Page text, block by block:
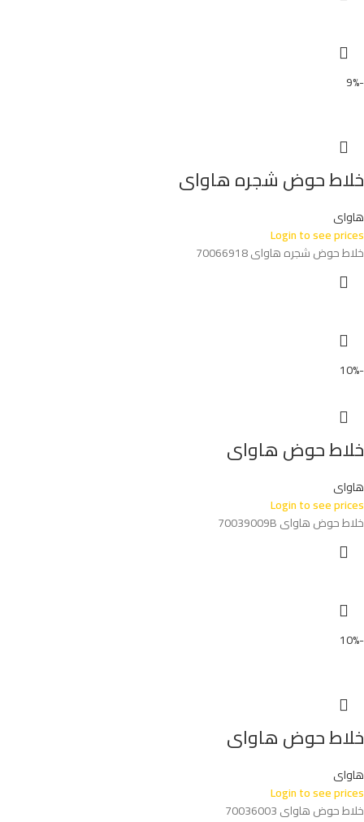
-9%
خلاط حوض شجره هاواى
هاواى
Login to see prices
خلاط حوض شجره هاواى 70066918
-10%
خلاط حوض هاواى
هاواى
Login to see prices
خلاط حوض هاواى 70039009B
-10%
خلاط حوض هاواى
هاواى
Login to see prices
خلاط حوض هاواى 70036003